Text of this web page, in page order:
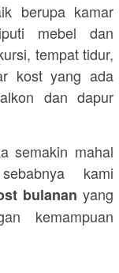
berupa kamar
mebel dan
tempat tidur,
kost yang ada
dan dapur
semakin mahal
kami
bulanan yang
kemampuan